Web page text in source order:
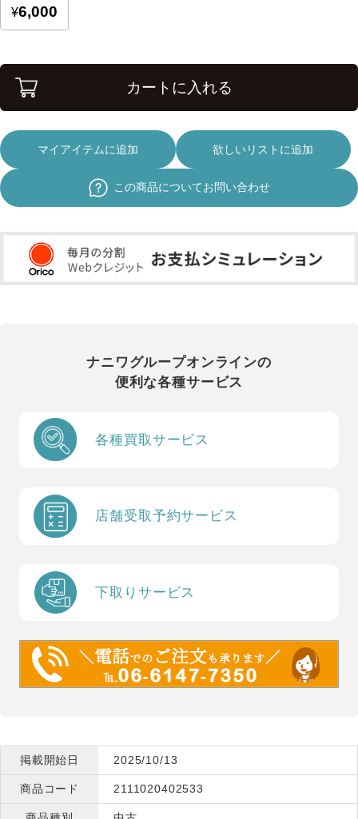
カートに入れる
マイアイテムに追加 欲しいリストに追加
この商品についてお問い合わせ
ナニワグループオンラインの
便利な各種サービス
各種買取サービス
店舗受取予約サービス
下取りサービス
掲載開始日 2025/10/13
商品コード 2111020402533